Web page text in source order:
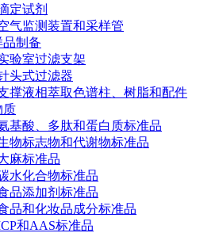
定试剂
气监测装置和采样管
制备
验室过滤支架
头式过滤器
撑液相萃取色谱柱、树脂和配件
质
基酸、多肽和蛋白质标准品
物标志物和代谢物标准品
麻标准品
水化合物标准品
品添加剂标准品
品和化妆品成分标准品
和AAS标准品